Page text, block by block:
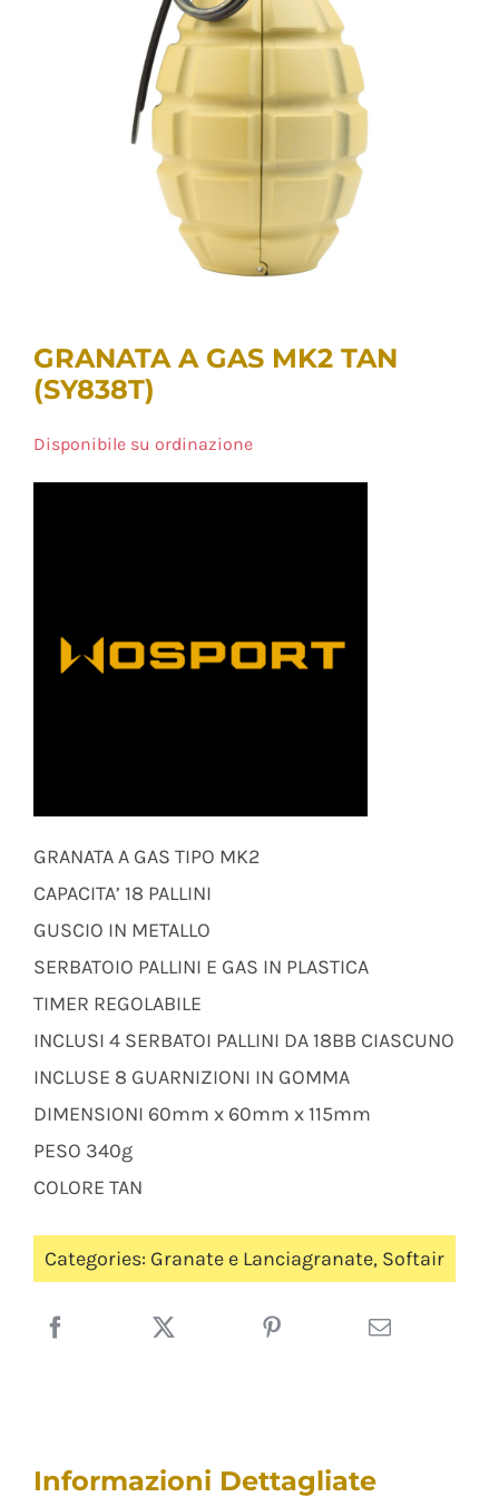
GRANATA A GAS MK2 TAN
(SY838T)
Disponibile su ordinazione
GRANATA A GAS TIPO MK2
CAPACITA’ 18 PALLINI
GUSCIO IN METALLO
SERBATOIO PALLINI E GAS IN PLASTICA
TIMER REGOLABILE
INCLUSI 4 SERBATOI PALLINI DA 18BB CIASCUNO
INCLUSE 8 GUARNIZIONI IN GOMMA
DIMENSIONI 60mm x 60mm x 115mm
PESO 340g
COLORE TAN
Categories: Granate e Lanciagranate, Softair
Informazioni Dettagliate